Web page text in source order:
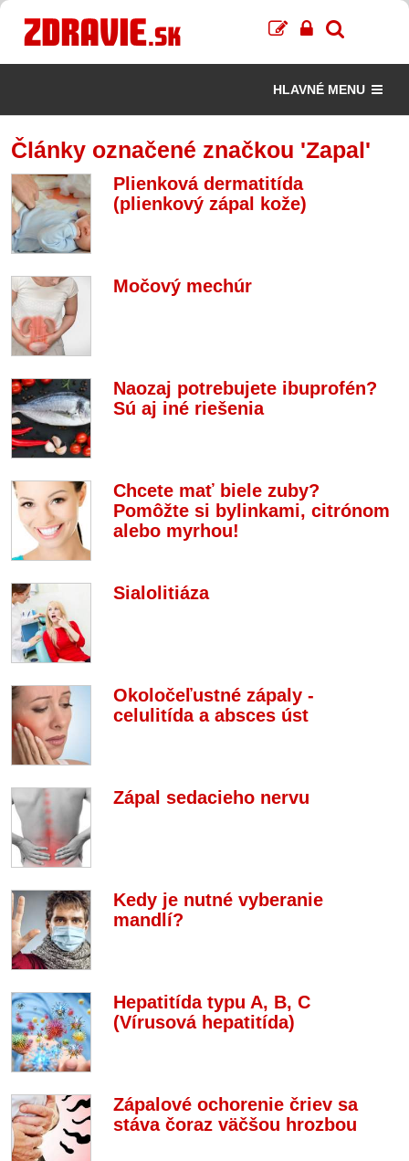
HLAVNÉ MENU
Články označené značkou 'Zapal'
Plienková dermatitída
(plienkový zápal kože)
Močový mechúr
Naozaj potrebujete ibuprofén?
Sú aj iné riešenia
Chcete mať biele zuby?
Pomôžte si bylinkami, citrónom
alebo myrhou!
Sialolitiáza
Okoločeľustné zápaly -
celulitída a absces úst
Zápal sedacieho nervu
Kedy je nutné vyberanie
mandlí?
Hepatitída typu A, B, C
(Vírusová hepatitída)
Zápalové ochorenie čriev sa
stáva čoraz väčšou hrozbou